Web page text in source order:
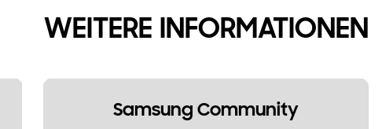
WEITERE INFORMATIONEN
Samsung Community